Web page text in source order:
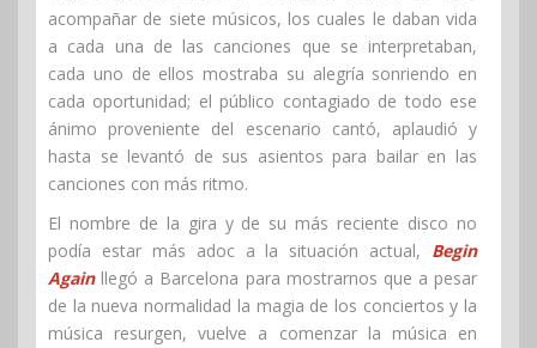
acompañar de siete músicos, los cuales le daban vida
a cada una de las canciones que se interpretaban,
cada uno de ellos mostraba su alegría sonriendo en
cada oportunidad; el público contagiado de todo ese
ánimo proveniente del escenario cantó, aplaudió y
hasta se levantó de sus asientos para bailar en las
canciones con más ritmo.
El nombre de la gira y de su más reciente disco no
podía estar más adoc a la situación actual, Begin
Againllegó a Barcelona para mostrarnos que a pesar
de la nueva normalidad la magia de los conciertos y la
música resurgen, vuelve a comenzar la música en